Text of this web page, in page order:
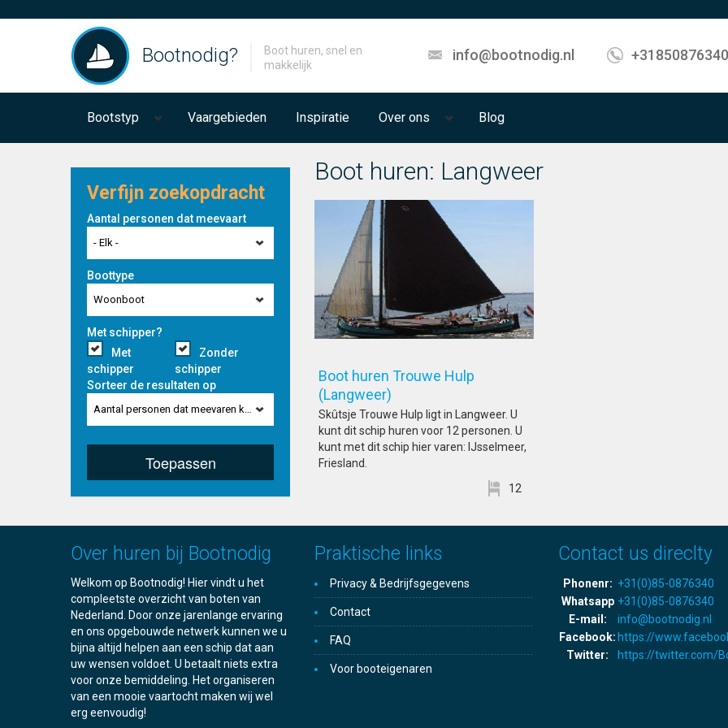
Bootnodig?
Boot huren, snel en
makkelijk
info@bootnodig.nl +31850876340
Bootstyp Vaargebieden Inspiratie Over ons Blog
Verfijn zoekopdracht
Aantal personen dat meevaart
- Elk -
Boottype
Woonboot
Met schipper?
Met
schipper
Zonder
schipper
Sorteer de resultaten op
Aantal personen dat meevaren kan
Toepassen
Boot huren: Langweer
Boot huren Trouwe Hulp
(Langweer)
Skûtsje Trouwe Hulp ligt in Langweer. U
kunt dit schip huren voor 12 personen. U
kunt met dit schip hier varen: IJsselmeer,
Friesland.
12
Over huren bij Bootnodig
Welkom op Bootnodig! Hier vindt u het
compleetste overzicht van boten van
Nederland. Door onze jarenlange ervaring
en ons opgebouwde netwerk kunnen we u
bijna altijd helpen aan een schip dat aan
uw wensen voldoet. U betaalt niets extra
voor onze bemiddeling. Het organiseren
van een mooie vaartocht maken wij wel
erg eenvoudig!
Praktische links
Privacy & Bedrijfsgegevens
Contact
FAQ
Voor booteigenaren
Contact us direclty
Phonenr: +31(0)85-0876340
Whatsapp +31(0)85-0876340
E-mail:
info@bootnodig.nl
Facebook: https://
Twitter:
https://twitter.com/